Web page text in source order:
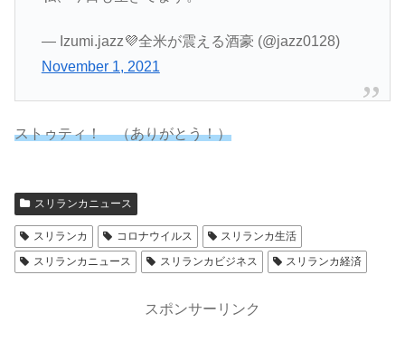
— Izumi.jazz💜全米が震える酒豪 (@jazz0128)
November 1, 2021
ストゥティ！ （ありがとう！）
スリランカニュース
スリランカ コロナウイルス
スリランカ生活
スリランカニュース
スリランカビジネス スリランカ経済
スポンサーリンク